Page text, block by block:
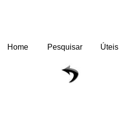
Home Pesquisar Úteis